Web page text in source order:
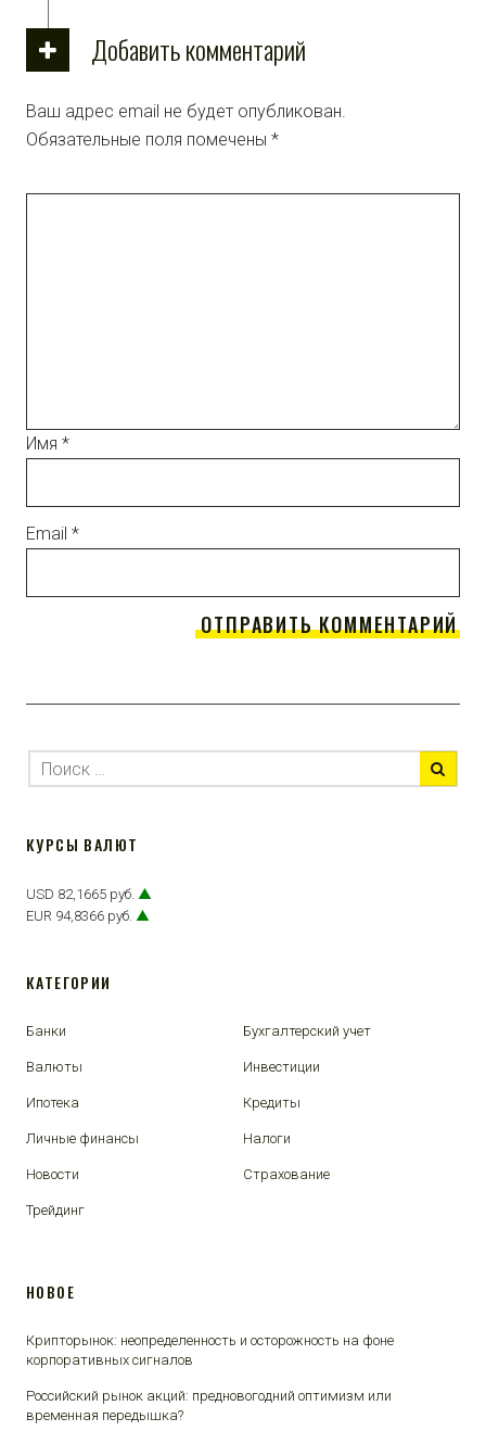
Добавить комментарий
Ваш адрес email не будет опубликован.
Обязательные поля помечены *
Имя *
Email *
КУРСЫ ВАЛЮТ
USD 82,1665 руб. ▲
EUR 94,8366 руб. ▲
КАТЕГОРИИ
Банки Бухгалтерский учет
Валюты Инвестиции
Ипотека Кредиты
Личные финансы Налоги
Новости Страхование
Трейдинг
НОВОЕ
Крипторынок: неопределенность и осторожность на фоне
корпоративных сигналов
Российский рынок акций: предновогодний оптимизм или
временная передышка?